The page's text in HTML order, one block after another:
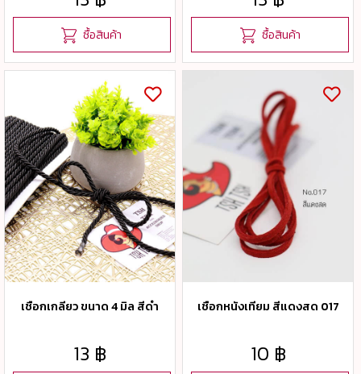
ซื้อสินค้า ซื้อสินค้า
เชือกเกลียว ขนาด 4 มิล สีดำ
13 ฿
เชือกหนังเทียม สีแดงสด 017
10 ฿